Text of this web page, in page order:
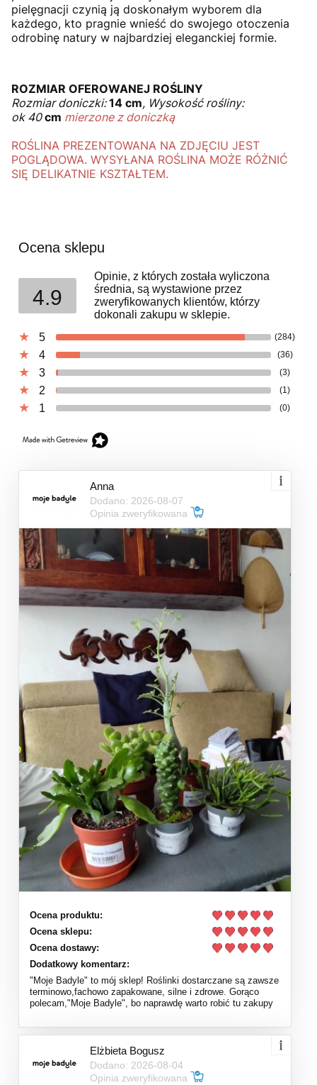
pielęgnacji czynią ją doskonałym wyborem dla
każdego, kto pragnie wnieść do swojego otoczenia
odrobinę natury w najbardziej eleganckiej formie.
ROZMIAR OFEROWANEJ ROŚLINY
Rozmiar doniczki:14 cm, Wysokość rośliny:
ok 40cm mierzone z doniczką
ROŚLINA PREZENTOWANA NA ZDJĘCIU JEST
POGLĄDOWA. WYSYŁANA ROŚLINA MOŻE RÓŻNIĆ
SIĘ DELIKATNIE KSZTAŁTEM.
Ocena sklepu
4.9
Opinie, z których została wyliczona
średnia, są wystawione przez
zweryfikowanych klientów, którzy
dokonali zakupu w sklepie.
5
(284)
4 (36)
3 (3)
2 (1)
1 (0)
Anna
Dodano: 2026-08-07
Opinia zweryfikowana
Ocena produktu:
Ocena sklepu:
Ocena dostawy:
Dodatkowy komentarz:
"Moje Badyle" to mój sklep! Roślinki dostarczane są zawsze
terminowo,fachowo zapakowane, silne i zdrowe. Gorąco
polecam,"Moje Badyle", bo naprawdę warto robić tu zakupy
Elżbieta Bogusz
Dodano: 2026-08-04
Opinia zweryfikowana